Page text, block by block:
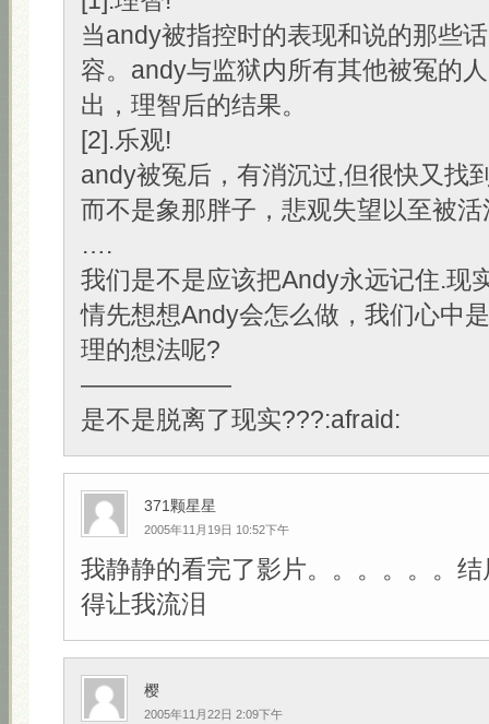
当andy被指控时的表现和说的那些
容。andy与监狱内所有其他被冤的
出，理智后的结果。
[2].乐观!
andy被冤后，有消沉过,但很快又找
而不是象那胖子，悲观失望以至被活
….
我们是不是应该把Andy永远记住.现
情先想想Andy会怎么做，我们心中
理的想法呢?
——————
是不是脱离了现实???:afraid:
371颗星星
2005年11月19日 10:52下午
我静静的看完了影片。。。。。。
得让我流泪
樱
2005年11月22日 2:09下午